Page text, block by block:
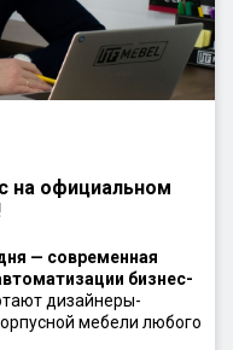
на официальном
— современная
бизнес-
дизайнеры-
мебели любого